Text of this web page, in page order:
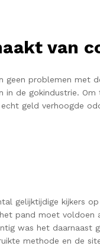
van
problemen met
de gokindustrie.
geld verhoogde
gelijktijdige kijkers
pand moet voldoen
was het daarnaast
methode en de